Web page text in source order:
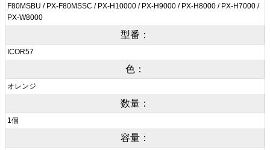
F80MSBU / PX-F80MSSC / PX-H10000 / PX-H9000 / PX-H8000 / PX-H7000 /
PX-W8000
型番：
ICOR57
色：
オレンジ
数量：
1個
容量：